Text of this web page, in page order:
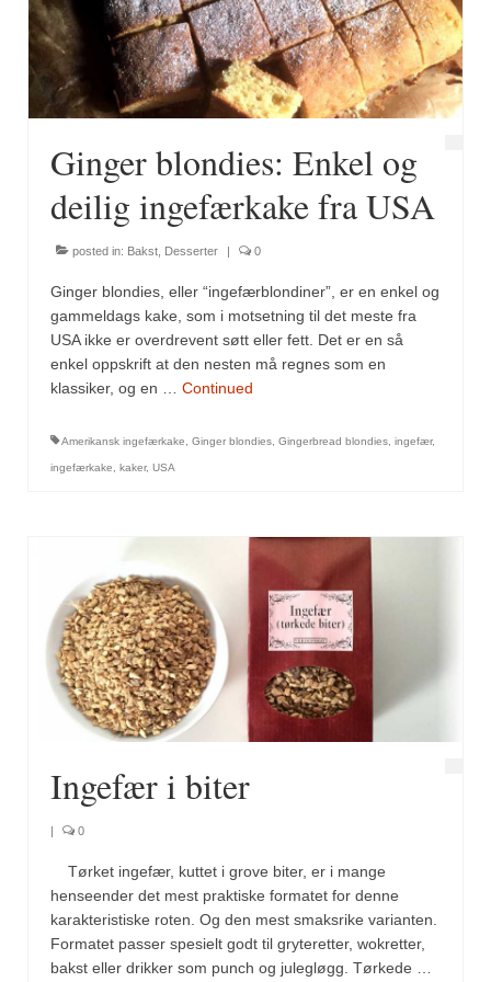
Fugl
Gryteretter
Snacks
Supper
Olivenolje, oppskrifter
Krydder, oppskrifter
Albóndigaskrydder
Bouquet garni
Cajunkrydder, mildt
Cajunkrydder, sterkt
Estragon
Guindillas
Herbes de Provence
Krøderens husmannsmiks
Massalé seychellois
Merian
Ginger blondies: Enkel og
deilig ingefærkake fra USA
posted in: Bakst Desserter | 0
Ginger blondies, eller “ingefærblondiner”, er en enkel og
gammeldags kake, som i motsetning til det meste fra
USA ikke er overdrevent søtt eller fett. Det er en så
enkel oppskrift at den nesten må regnes som en
klassiker, og en … Continued
Amerikansk ingefærkake Ginger blondies Gingerbread blondies ingefær,
ingefærkake kaker, USA
Ingefær i biter
| 0
Tørket ingefær, kuttet i grove biter, er i mange
henseender det mest praktiske formatet for denne
karakteristiske roten. Og den mest smaksrike varianten.
Formatet passer spesielt godt til gryteretter, wokretter,
bakst eller drikker som punch og julegløgg. Tørkede …